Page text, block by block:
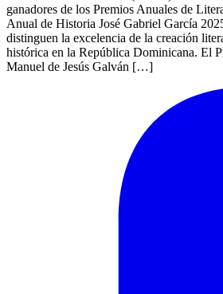
ganadores de los Premios Anuales de
Anual de Historia José Gabriel García
distinguen la excelencia de la creación
histórica en la República Dominicana. El
Manuel de Jesús Galván […]